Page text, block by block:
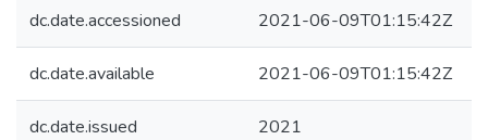
dc.date.accessioned 2021-06-09T01:15:42Z
dc.date.available 2021-06-09T01:15:42Z
dc.date.issued 2021